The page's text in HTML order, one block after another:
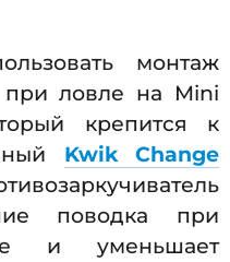
монтаж
при ловле на Mini
крепится к
Kwik Change
поводка при
и уменьшает